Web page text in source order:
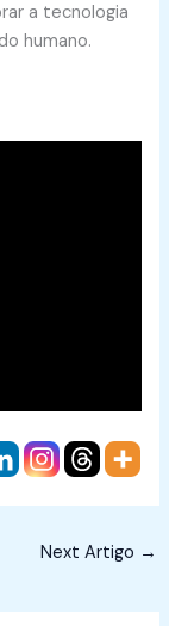
a tecnologia
humano.
Next Artigo →